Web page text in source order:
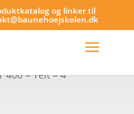
og linker til
400 – Telt – 4